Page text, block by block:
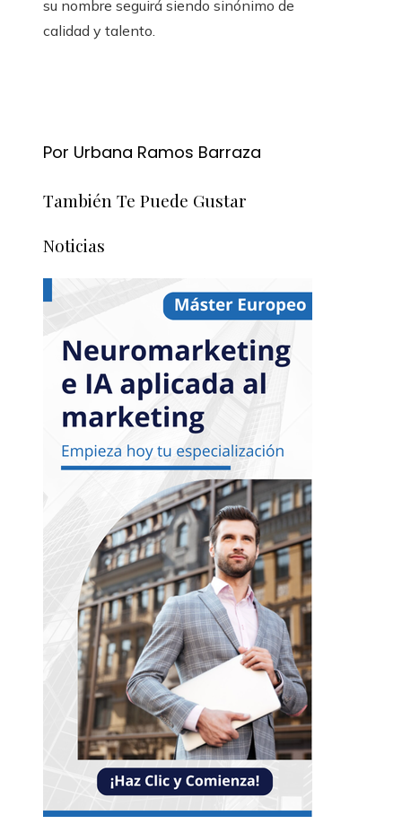
su nombre seguirá siendo sinónimo de
calidad y talento.
Por Urbana Ramos Barraza
También Te Puede Gustar
Noticias